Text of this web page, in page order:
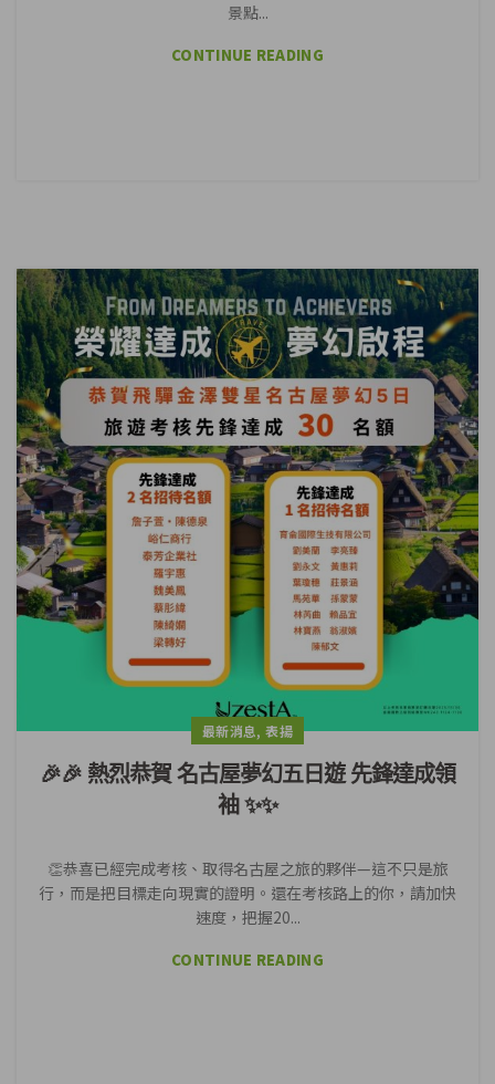
景點...
CONTINUE READING
最新消息,表揚
🎉🎉 熱烈恭賀 名古屋夢幻五日遊 先鋒達成領
袖 ✨✨
👏恭喜已經完成考核、取得名古屋之旅的夥伴—這不只是旅
行，而是把目標走向現實的證明。還在考核路上的你，請加快
速度，把握20...
CONTINUE READING